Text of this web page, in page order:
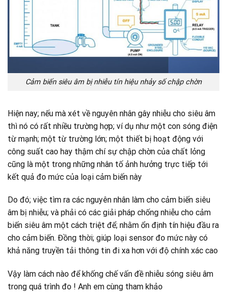
Cảm biến siêu âm bị nhiễu tín hiệu nhảy số chập chờn
Hiện nay; nếu mà xét về nguyên nhân gây nhiễu cho siêu âm
thì nó có rất nhiều trường hợp; ví dụ như một con sóng điện
từ mạnh; một từ trường lớn; một thiết bị hoạt động với
công suất cao hay thậm chí sự chập chờn của chất lỏng
cũng là một trong những nhân tố ảnh hưởng trực tiếp tới
kết quả đo mức của loại cảm biến này
Do đó; việc tìm ra các nguyên nhân làm cho cảm biến siêu
âm bị nhiễu; và phải có các giải pháp chống nhiễu cho cảm
biến siêu âm một cách triệt để; nhằm ổn định tín hiệu đầu ra
cho cảm biến. Đồng thời; giúp loại sensor đo mức này có
khả năng truyền tải thông tin đi xa hơn với độ chính xác cao
Vậy làm cách nào để khống chế vấn đề nhiễu sóng siêu âm
trong quá trình đo ! Anh em cùng tham khảo